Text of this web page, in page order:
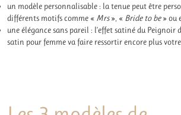
un modèle personnalisable : la tenue peut être
différents motifs comme « Mrs», « Bride to be» ou
une élégance sans pareil : l’effet satiné du Peignoir
satin pour femme va faire ressortir encore plus